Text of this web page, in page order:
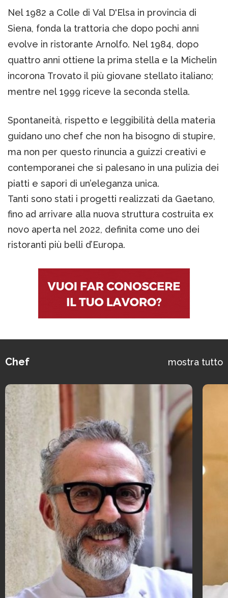
Nel 1982 a Colle di Val D'Elsa in provincia di
Siena, fonda la trattoria che dopo pochi anni
evolve in ristorante Arnolfo. Nel 1984, dopo
quattro anni ottiene la prima stella e la Michelin
incorona Trovato il più giovane stellato italiano;
mentre nel 1999 riceve la seconda stella.
Spontaneità, rispetto e leggibilità della materia
guidano uno chef che non ha bisogno di stupire,
ma non per questo rinuncia a guizzi creativi e
contemporanei che si palesano in una pulizia dei
piatti e sapori di un’eleganza unica.
Tanti sono stati i progetti realizzati da Gaetano,
fino ad arrivare alla nuova struttura costruita ex
novo aperta nel 2022, definita come uno dei
ristoranti più belli d’Europa.
Chef mostra tutto